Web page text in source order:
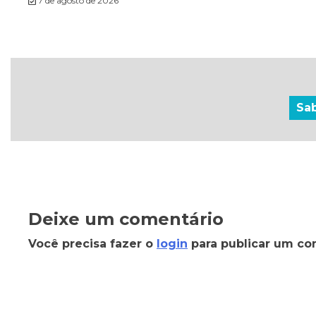
Deixe um comentário
Você precisa fazer o login para publicar um